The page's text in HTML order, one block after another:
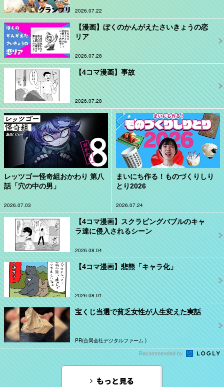
2026.07.22
【漫画】ぼくのかんがえたさいきょうの恋
リア
2026.07.28
【4コマ漫画】事故
2026.07.28
レッツゴー怪奇組おかわり 第八
話「穴の中の男」
2026.07.03
まいにち作る！ものづくりしり
とり2026
2026.07.24
【4コマ漫画】スクラビングバブルのキャ
ラ達に侵入されるシーン
2026.08.04
【4コマ漫画】悲熊「キャラ化」
2026.08.01
宝くじ当選で貧乏女性が人生変えた実話
PR(合同会社デジタルファーム )
Recommended by
もっと見る